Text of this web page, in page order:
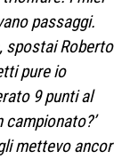
passaggi.
spostai Roberto
pure io
9 punti al
mettevo ancor